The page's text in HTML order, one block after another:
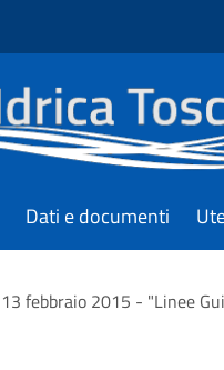
Dati e documenti
febbraio 2015 - "Linee